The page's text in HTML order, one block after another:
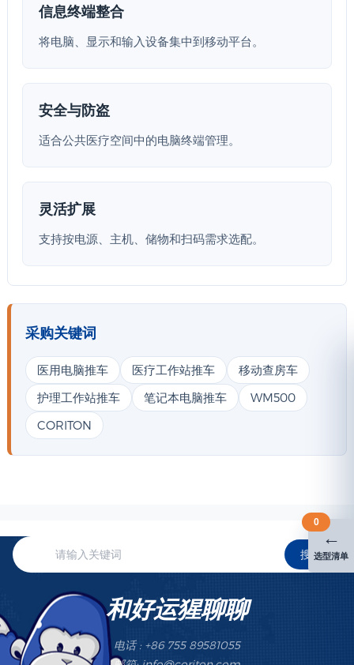
信息终端整合
将电脑、显示和输入设备集中到移动平台。
安全与防盗
适合公共医疗空间中的电脑终端管理。
灵活扩展
支持按电源、主机、储物和扫码需求选配。
采购关键词
医用电脑推车 医疗工作站推车
移动查房车
护理工作站推车
笔记本电脑推车
WM500
CORITON
搜索
和好运猩聊聊
电话 : +86 755 89581055
←
选型清单
0